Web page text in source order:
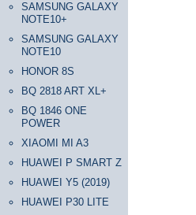
SAMSUNG GALAXY
NOTE10+
SAMSUNG GALAXY
NOTE10
HONOR 8S
BQ 2818 ART XL+
BQ 1846 ONE
POWER
XIAOMI MI A3
HUAWEI P SMART Z
HUAWEI Y5 (2019)
HUAWEI P30 LITE